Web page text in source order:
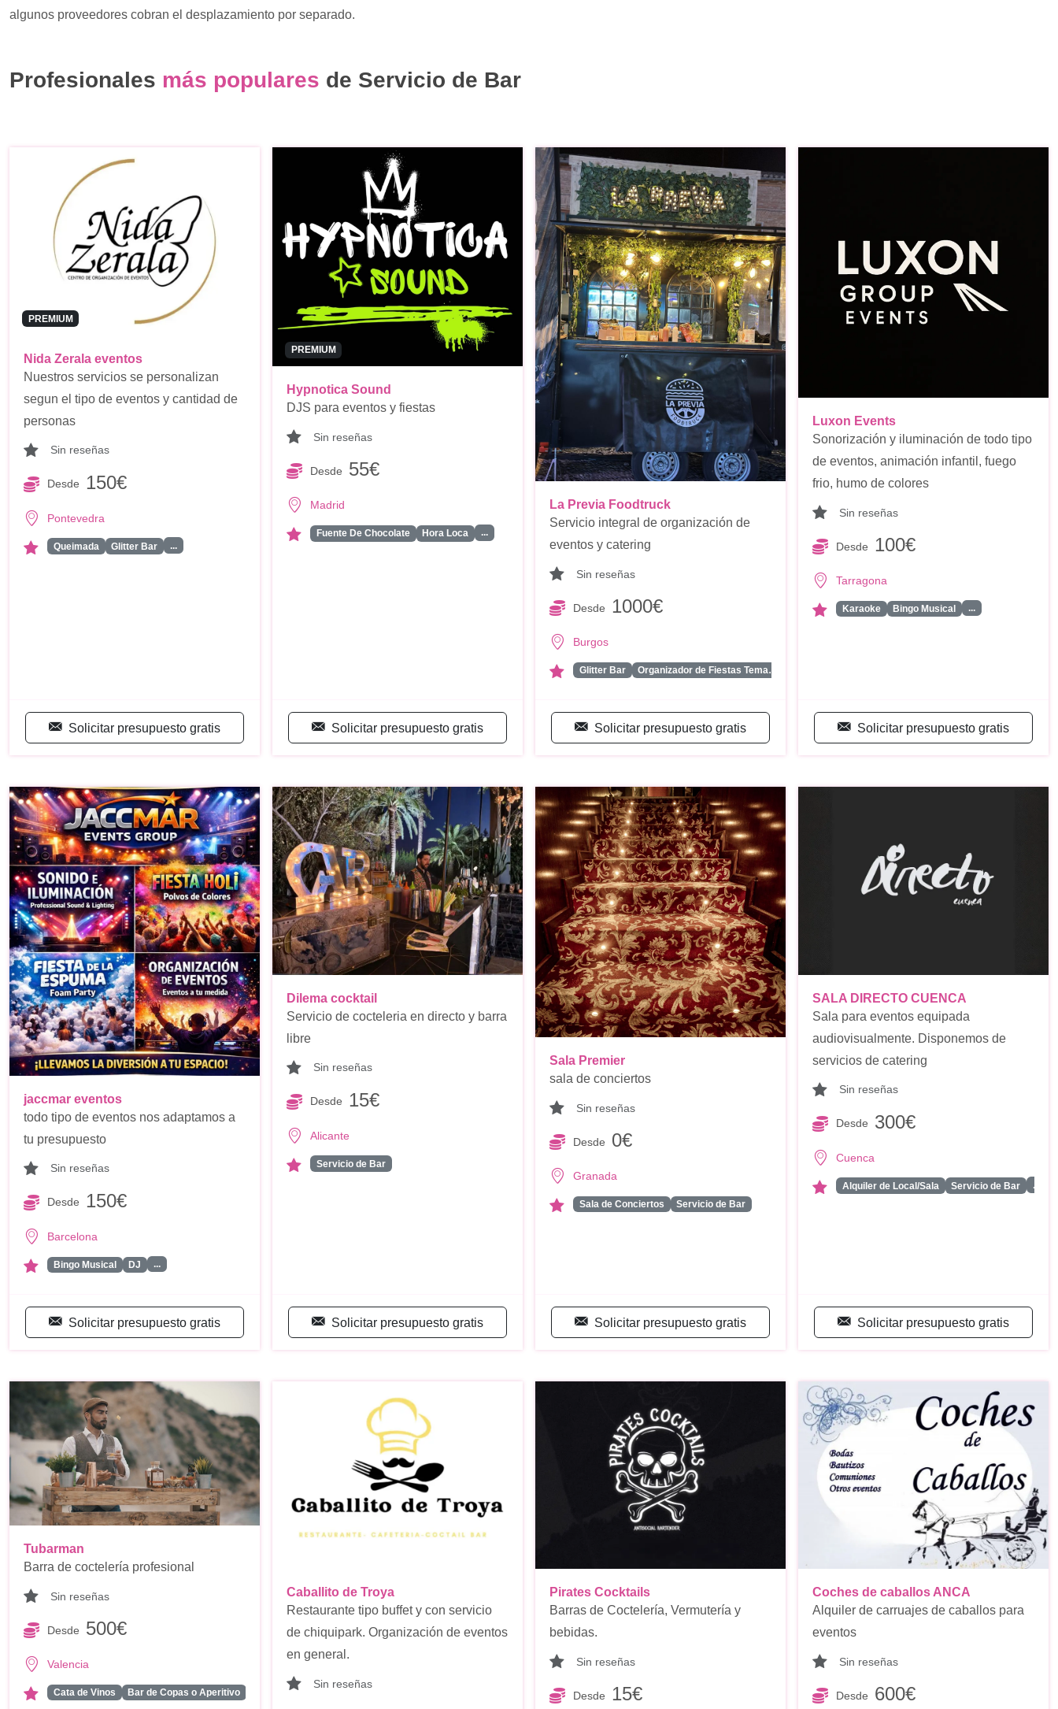
algunos proveedores cobran el desplazamiento por separado.
Profesionales más populares de Servicio de Bar
PREMIUM
Nida Zerala eventos
Nuestros servicios se personalizan
segun el tipo de eventos y cantidad de
personas
Sin reseñas
Desde 150€
Pontevedra
Queimada Glitter Bar ...
Solicitar presupuesto gratis
PREMIUM
Hypnotica Sound
DJS para eventos y fiestas
Sin reseñas
Desde 55€
Madrid
Fuente De Chocolate Hora Loca ...
Solicitar presupuesto gratis
La Previa Foodtruck
Servicio integral de organización de
eventos y catering
Sin reseñas
Desde 1000€
Burgos
Glitter Bar Organizador de Fiestas Tema…
Solicitar presupuesto gratis
Luxon Events
Sonorización y iluminación de todo tipo
de eventos, animación infantil, fuego
frio, humo de colores
Sin reseñas
Desde 100€
Tarragona
Karaoke Bingo Musical ...
Solicitar presupuesto gratis
jaccmar eventos
todo tipo de eventos nos adaptamos a
tu presupuesto
Sin reseñas
Desde 150€
Barcelona
Bingo Musical DJ ...
Solicitar presupuesto gratis
Dilema cocktail
Servicio de cocteleria en directo y barra
libre
Sin reseñas
Desde 15€
Alicante
Servicio de Bar
Solicitar presupuesto gratis
Sala Premier
sala de conciertos
Sin reseñas
Desde 0€
Granada
Sala de Conciertos Servicio de Bar
Solicitar presupuesto gratis
SALA DIRECTO CUENCA
Sala para eventos equipada
audiovisualmente. Disponemos de
servicios de catering
Sin reseñas
Desde 300€
Cuenca
Alquiler de Local/Sala Servicio de Bar ...
Solicitar presupuesto gratis
Tubarman
Barra de coctelería profesional
Sin reseñas
Desde 500€
Valencia
Cata de Vinos Bar de Copas o Aperitivo
Caballito de Troya
Restaurante tipo buffet y con servicio
de chiquipark. Organización de eventos
en general.
Sin reseñas
Pirates Cocktails
Barras de Coctelería, Vermutería y
bebidas.
Sin reseñas
Desde 15€
Coches de caballos ANCA
Alquiler de carruajes de caballos para
eventos
Sin reseñas
Desde 600€